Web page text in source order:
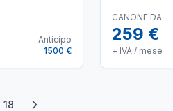
Anticipo
1500 €
CANONE DA
259 €
+ IVA / mese
18